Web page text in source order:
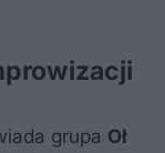
grupa Oł